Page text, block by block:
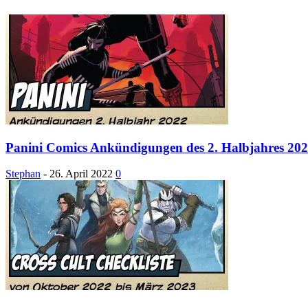
Panini Comics Ankündigungen des 2. Halbjahres
Stephan - 26. April 2022 0